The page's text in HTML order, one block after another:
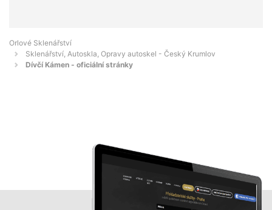
Orlové Sklenářství
Sklenářství, Autoskla, Opravy autoskel - Český Krumlov
Dívčí Kámen - oficiální stránky